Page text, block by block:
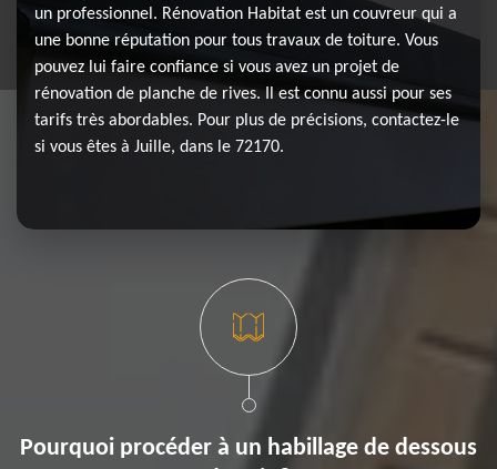
un professionnel. Rénovation Habitat est un couvreur qui a
une bonne réputation pour tous travaux de toiture. Vous
pouvez lui faire confiance si vous avez un projet de
rénovation de planche de rives. Il est connu aussi pour ses
tarifs très abordables. Pour plus de précisions, contactez-le
si vous êtes à Juille, dans le 72170.
Pourquoi procéder à un habillage de dessous